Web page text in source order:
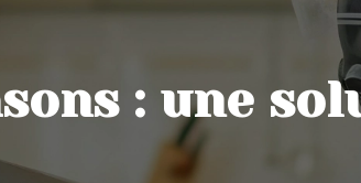
: une